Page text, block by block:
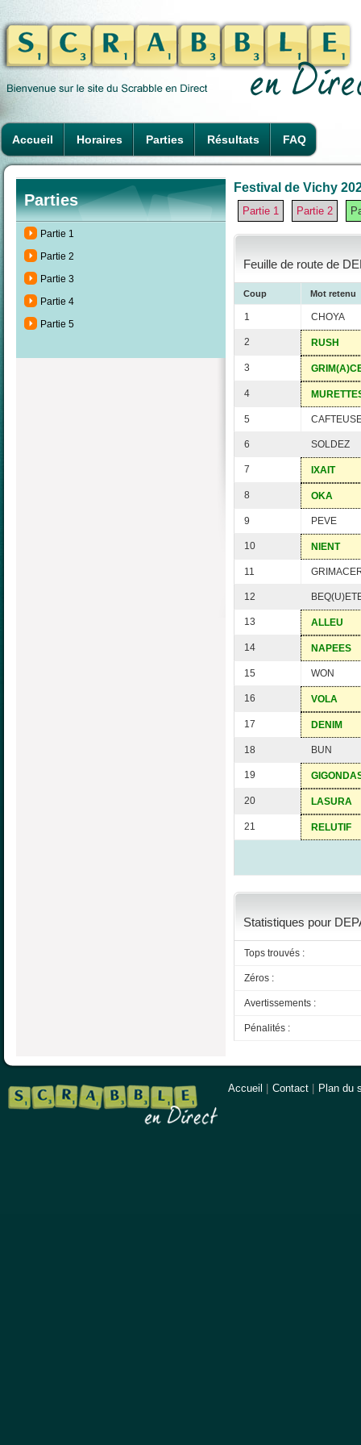
Accueil Horaires Parties Résultats FAQ
Parties
Partie 1
Partie 2
Partie 3
Partie 4
Partie 5
Festival de Vichy
Partie 1 Partie 2
Feuille de route de
Coup Mot retenu
1 CHOYA
2 RUSH
3
4
5
6 SOLDEZ
7 IXAIT
8 OKA
9 PEVE
10 NIENT
11
12
13 ALLEU
14 NAPEES
15 WON
16 VOLA
17 DENIM
18 BUN
19
20 LASURA
21 RELUTIF
Statistiques pour
Tops trouvés :
Zéros :
Avertissements :
Pénalités :
Accueil Contact Plan du